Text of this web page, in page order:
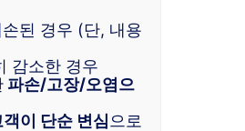
된 경우 (단, 내용
감소한 경우
파손/고장/오염으
이 단순 변심 으로